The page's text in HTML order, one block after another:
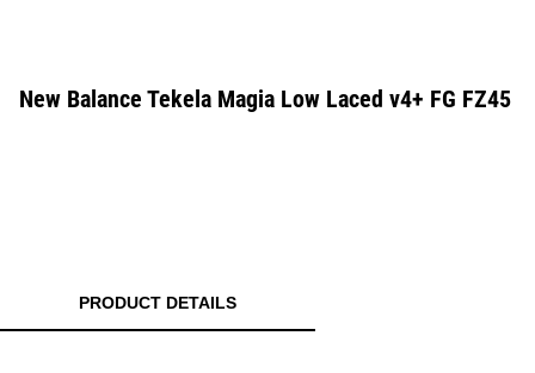
New Balance Tekela Magia Low Laced v4+ FG FZ45
PRODUCT DETAILS